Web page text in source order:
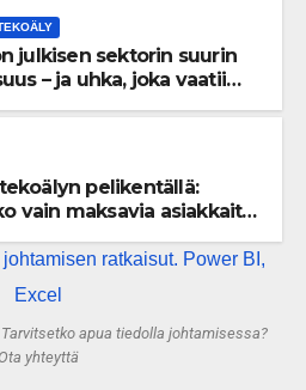
julkisen sektorin suurin
– ja uhka, joka vaatii
pelikentällä:
vain maksavia asiakkaita
apua tiedolla johtamisessa?
Ota yhteyttä